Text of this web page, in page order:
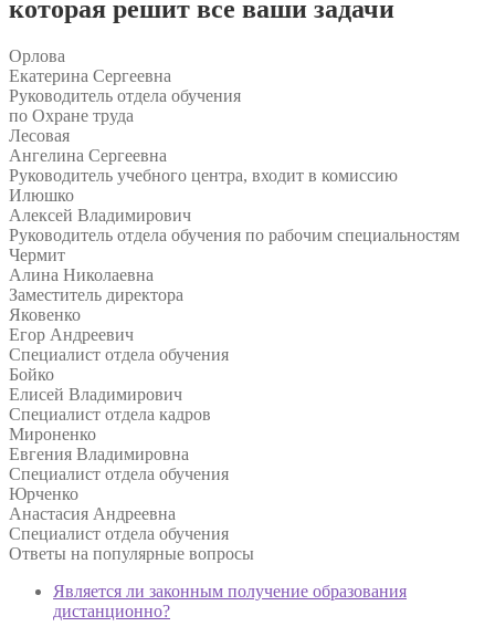
которая решит все ваши задачи
Орлова
Екатерина Сергеевна
Руководитель отдела обучения
по Охране труда
Лесовая
Ангелина Сергеевна
Руководитель учебного центра, входит в комиссию
Илюшко
Алексей Владимирович
Руководитель отдела обучения по рабочим специальностям
Чермит
Алина Николаевна
Заместитель директора
Яковенко
Егор Андреевич
Специалист отдела обучения
Бойко
Елисей Владимирович
Специалист отдела кадров
Мироненко
Евгения Владимировна
Специалист отдела обучения
Юрченко
Анастасия Андреевна
Специалист отдела обучения
Ответы на популярные вопросы
Является ли законным получение образования
дистанционно?